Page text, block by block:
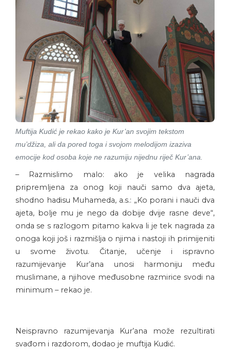
Muftija Kudić je rekao kako je Kur’an svojim tekstom
mu’džiza, ali da pored toga i svojom melodijom izaziva
emocije kod osoba koje ne razumiju nijednu riječ Kur’ana.
– Razmislimo malo: ako je velika nagrada
pripremljena za onog koji nauči samo dva ajeta,
shodno hadisu Muhameda, a.s.: „Ko porani i nauči dva
ajeta, bolje mu je nego da dobije dvije rasne deve“,
onda se s razlogom pitamo kakva li je tek nagrada za
onoga koji još i razmišlja o njima i nastoji ih primijeniti
u svome životu. Čitanje, učenje i ispravno
razumijevanje Kur’ana unosi harmoniju među
muslimane, a njihove međusobne razmirice svodi na
minimum – rekao je.
Neispravno razumijevanja Kur’ana može rezultirati
svađom i razdorom, dodao je muftija Kudić.